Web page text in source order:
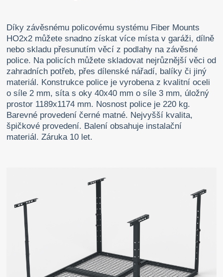
Díky závěsnému policovému systému Fiber Mounts
HO2x2 můžete snadno získat více místa v garáži, dílně
nebo skladu přesunutím věcí z podlahy na závěsné
police. Na policích můžete skladovat nejrůznější věci od
zahradních potřeb, přes dílenské nářadí, balíky či jiný
materiál. Konstrukce police je vyrobena z kvalitní oceli
o síle 2 mm, síta s oky 40x40 mm o síle 3 mm, úložný
prostor 1189x1174 mm. Nosnost police je 220 kg.
Barevné provedení černé matné. Nejvyšší kvalita,
špičkové provedení. Balení obsahuje instalační
materiál. Záruka 10 let.